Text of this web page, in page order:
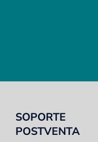
SOPORTE
POSTVENTA